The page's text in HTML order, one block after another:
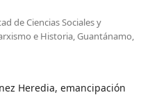
de Ciencias Sociales y
e Historia, Guantánamo,
Heredia, emancipación